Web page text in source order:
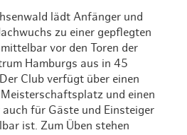
lädt Anfänger und
zu einer gepflegten
vor den Toren der
Hamburgs aus in 45
Club verfügt über einen
und einen
für Gäste und Einsteiger
ist. Zum Üben stehen